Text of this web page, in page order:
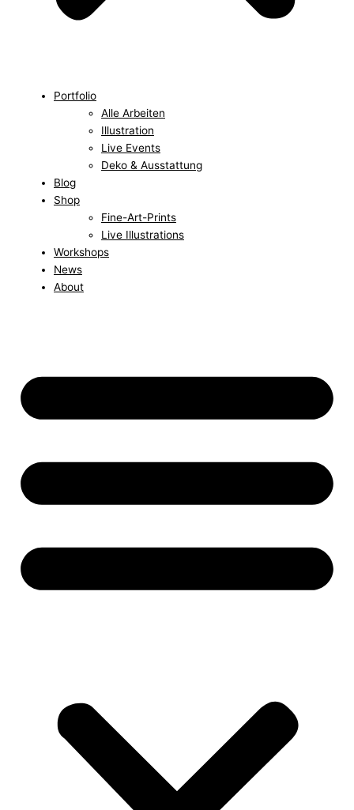
Portfolio
Alle Arbeiten
Illustration
Live Events
Deko & Ausstattung
Blog
Shop
Fine-Art-Prints
Live Illustrations
Workshops
News
About